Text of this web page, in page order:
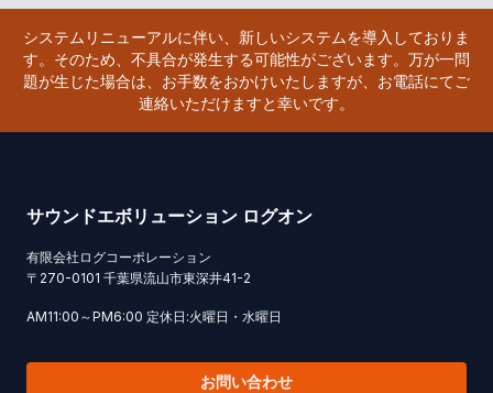
システムリニューアルに伴い、新しいシステムを導入しておりま
す。そのため、不具合が発生する可能性がございます。万が一問
題が生じた場合は、お手数をおかけいたしますが、お電話にてご
連絡いただけますと幸いです。
サウンドエボリューション ログオン
有限会社ログコーポレーション
〒 270-0101 千葉県流山市東深井41-2
AM11:00～PM6:00 定休日:火曜日・水曜日
お問い合わせ